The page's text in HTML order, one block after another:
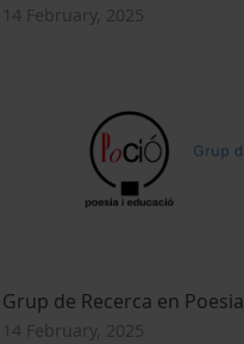
14 February, 2025
Grup de Recerca en
14 February, 2025